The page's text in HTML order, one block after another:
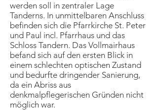
werden soll in zentraler Lage
Tanderns. In unmittelbaren Anschluss
befinden sich die Pfarrkirche St. Peter
und Paul incl. Pfarrhaus und das
Schloss Tandern. Das Vollmairhaus
befand sich auf den ersten Blick in
einem schlechten optischen Zustand
und bedurfte dringender Sanierung,
da ein Abriss aus
denkmalpflegerischen Gründen nicht
möglich war.